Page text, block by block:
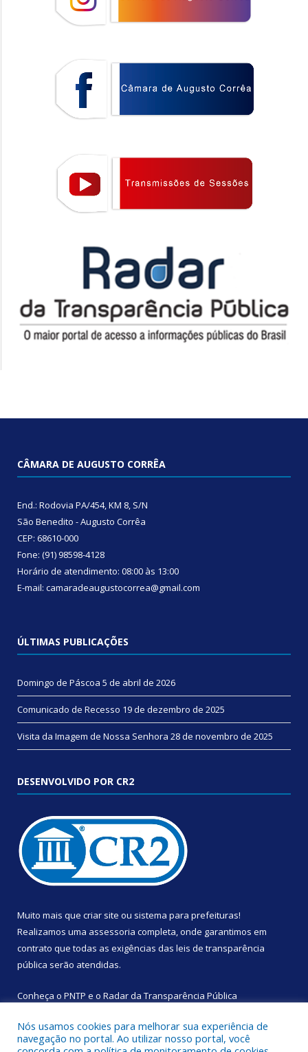
CÂMARA DE AUGUSTO CORRÊA
End.: Rodovia PA/454, KM 8, S/N
São Benedito - Augusto Corrêa
CEP: 68610-000
Fone: (91) 98598-4128
Horário de atendimento: 08:00 às 13:00
E-mail: camaradeaugustocorrea@gmail.com
ÚLTIMAS PUBLICAÇÕES
Domingo de Páscoa 5 de abril de 2026
Comunicado de Recesso 19 de dezembro de 2025
Visita da Imagem de Nossa Senhora 28 de novembro de 2025
DESENVOLVIDO POR CR2
Muito mais que criar site ou sistema para prefeituras!
Realizamos uma assessoria completa, onde garantimos em
contrato que todas as exigências das leis de transparência
pública serão atendidas.
Conheça o PNTP e o Radar da Transparência Pública
Nós usamos cookies para melhorar sua experiência de
navegação no portal. Ao utilizar nosso portal, você